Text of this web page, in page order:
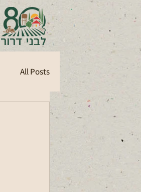
All Posts